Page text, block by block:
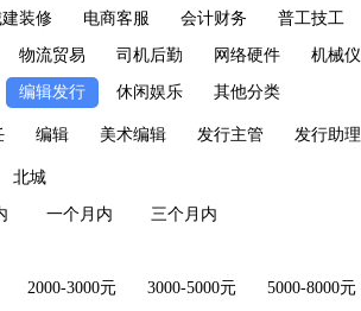
装修 电商客服 会计财务 普工技工
物流贸易 司机后勤 网络硬件 机械
编辑发行 休闲娱乐 其他分类
编辑 美术编辑 发行主管 发行助理
北城
一个月内 三个月内
2000-3000元 3000-5000元 5000-8000元